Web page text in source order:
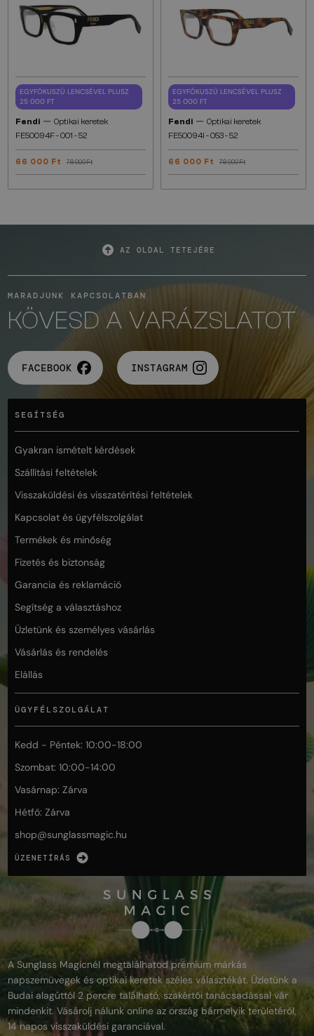
EGYFÓKUSZÚ LENCSÉVEL PLUSZ
25 000 FT
Fendi — Optikai keretek
FE50094F - 001 - 52
66 000 Ft 78 000 Ft
EGYFÓKUSZÚ LENCSÉVEL PLUSZ
25 000 FT
Fendi — Optikai keretek
FE50094I - 053 - 52
66 000 Ft 78 000 Ft
AZ OLDAL TETEJÉRE
MARADJUNK KAPCSOLATBAN
KÖVESD A VARÁZSLATOT
FACEBOOK INSTAGRAM
SEGÍTSÉG
Gyakran ismételt kérdések
Szállítási feltételek
Visszaküldési és visszatérítési feltételek
Kapcsolat és ügyfélszolgálat
Termékek és minőség
Fizetés és biztonság
Garancia és reklamáció
Segítség a választáshoz
Üzletünk és személyes vásárlás
Vásárlás és rendelés
Elállás
ÜGYFÉLSZOLGÁLAT
Kedd - Péntek: 10:00-18:00
Szombat: 10:00-14:00
Vasárnap: Zárva
Hétfő: Zárva
shop@sunglassmagic.hu
ÜZENETÍRÁS
A Sunglass Magicnél megtalálhatod prémium márkás
napszemüvegek és optikai keretek széles választékát. Üzletünk a
Budai alagúttól 2 percre található, szakértői tanácsadással vár
mindenkit. Vásárolj nálunk online az ország bármelyik területéről,
14 napos visszaküldési garanciával.